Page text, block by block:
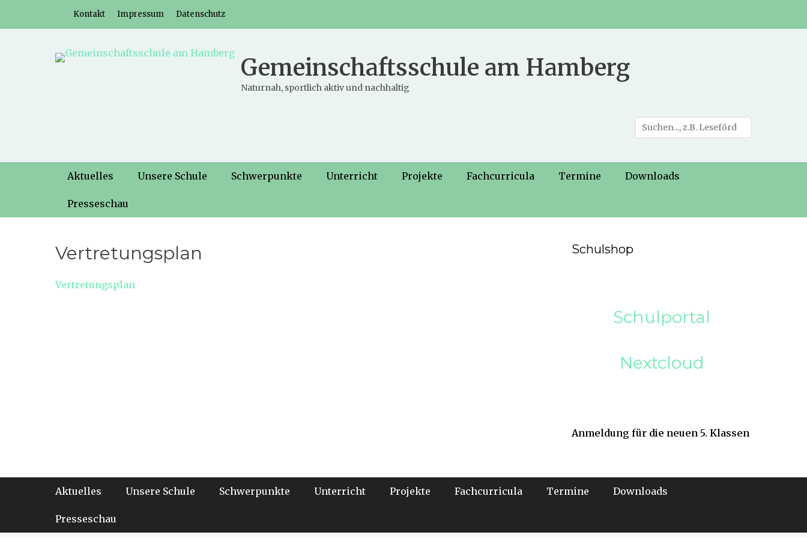
Header-Menü
Weiter
Kontakt Impressum Datenschutz
Gemeinschaftsschule am Hamberg
Naturnah, sportlich aktiv und nachhaltig
Suche
nach:
Hauptmenü
Weiter
Inhalt
Aktuelles Unsere Schule Schwerpunkte Unterricht Projekte Fachcurricula Termine Downloads
Presseschau
Vertretungsplan
Vertretungsplan
Schulshop
Schulportal
Nextcloud
Anmeldung für die neuen 5. Klassen
Footer-Menü
Weiter
Inhalt
Aktuelles Unsere Schule Schwerpunkte Unterricht Projekte Fachcurricula Termine Downloads
Presseschau